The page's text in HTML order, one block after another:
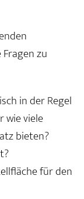
zu
in der Regel
wie viele
bieten?
für den